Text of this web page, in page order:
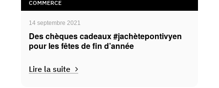
COMMERCE
14 septembre 2021
Des chèques cadeaux #jachètepontivyen
pour les fêtes de fin d’année
Lire la suite